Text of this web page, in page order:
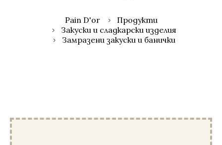
Pain D'or
Продукти
Закуски и сладкарски изделия
Замразени закуски и банички